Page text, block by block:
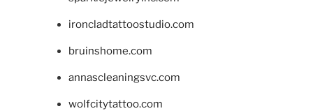
ironcladtattoostudio.com
bruinshome.com
annascleaningsvc.com
wolfcitytattoo.com